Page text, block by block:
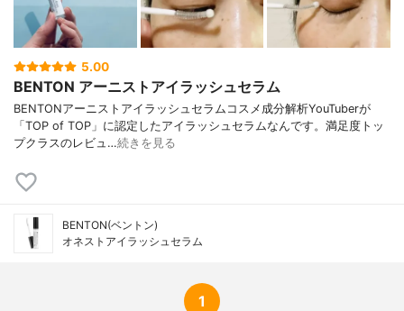
5.00
BENTON アーニストアイラッシュセラム
BENTONアーニストアイラッシュセラムコスメ成分解析YouTuberが
「TOP of TOP」に認定したアイラッシュセラムなんです。満足度トッ
プクラスのレビュ…続きを見る
BENTON(ベントン)
オネストアイラッシュセラム
1